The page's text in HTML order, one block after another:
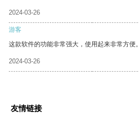
2024-03-26
游客
这款软件的功能非常强大，使用起来非常方便。
2024-03-26
友情链接